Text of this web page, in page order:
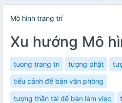
Mô hình trang trí
Xu hướng Mô
tuong trang tri tượng phật
tiểu cảnh để bàn văn phòng
tượng thần tài để bàn làm viẹc